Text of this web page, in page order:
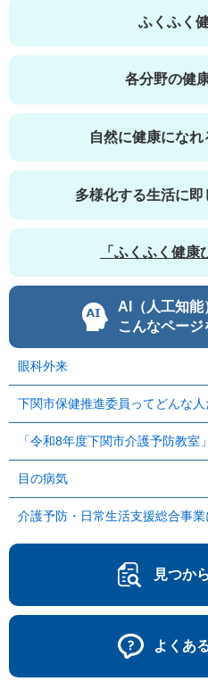
ふくふく
各分野の健
自然に健康になれ
多様化する生活に即
「ふくふく健康
AI（人工知能
こんなペー
眼科外来
下関市保健推進委員ってどんな人
「令和8年度下関市介護予防教室
目の病気
介護予防・日常生活支援総合事
見つか
よくあ